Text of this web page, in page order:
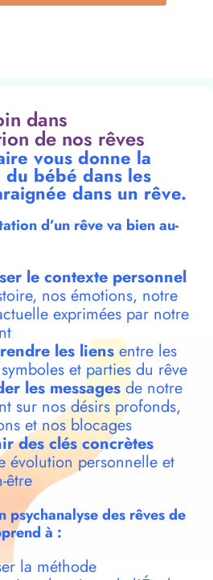
dans
de nos rêves
vous donne la
bébé dans les
dans un rêve.
d’un rêve va bien au-
le contexte personnel
nos émotions, notre
exprimées par notre
les liensentre les
et parties du rêve
les messagesde notre
sur nos désirs profonds,
et nos blocages
des clés concrètes
évolution personnelle et
être
psychanalyse des rêves de
à :
la méthode